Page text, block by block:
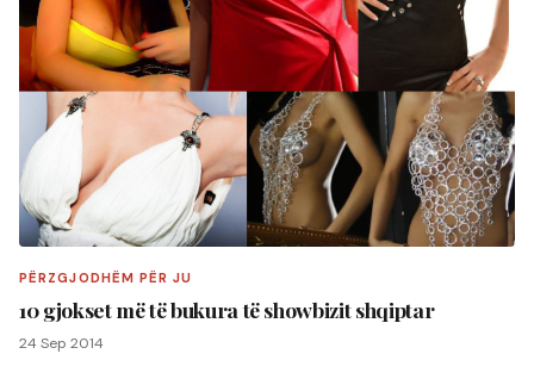
PËRZGJODHËM PËR JU
10 gjokset më të bukura të showbizit shqiptar
24 Sep 2014